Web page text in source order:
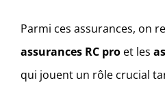
Parmi ces assurances, on
assurances RC pro et les
qui jouent un rôle crucial